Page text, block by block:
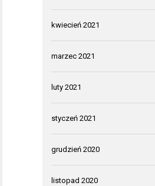
kwiecień 2021
marzec 2021
luty 2021
styczeń 2021
grudzień 2020
listopad 2020